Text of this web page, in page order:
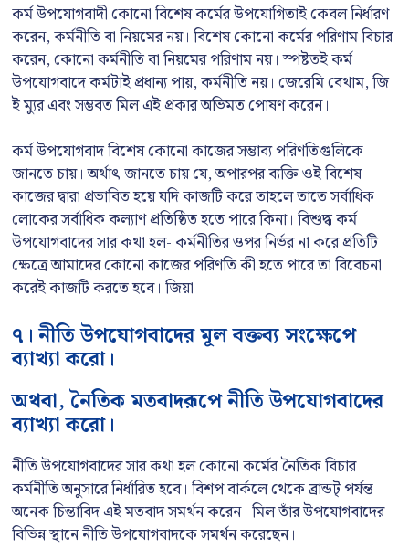
কর্ম উপযোগবাদী কোনো বিশেষ কর্মের উপযোগিতাই কেবল নির্ধারণ
করেন, কর্মনীতি বা নিয়মের নয়। বিশেষ কোনো কর্মের পরিণাম বিচার
করেন, কোনো কর্মনীতি বা নিয়মের পরিণাম নয়। স্পষ্টতই কর্ম
উপযোগবাদে কর্মটাই প্রধান্য পায়, কর্মনীতি নয়। জেরেমি বেথাম, জি
ই ম্যুর এবং সম্ভবত মিল এই প্রকার অভিমত পোষণ করেন।
কর্ম উপযোগবাদ বিশেষ কোনো কাজের সম্ভাব্য পরিণতিগুলিকে
জানতে চায়। অর্থাৎ জানতে চায় যে, অপারপর ব্যক্তি ওই বিশেষ
কাজের দ্বারা প্রভাবিত হয়ে যদি কাজটি করে তাহলে তাতে সর্বাধিক
লোকের সর্বাধিক কল্যাণ প্রতিষ্ঠিত হতে পারে কিনা। বিশুদ্ধ কর্ম
উপযোগবাদের সার কথা হল- কর্মনীতির ওপর নির্ভর না করে প্রতিটি
ক্ষেত্রে আমাদের কোনো কাজের পরিণতি কী হতে পারে তা বিবেচনা
করেই কাজটি করতে হবে। জিয়া
৭। নীতি উপযোগবাদের মূল বক্তব্য সংক্ষেপে
ব্যাখ্যা করো।
অথবা, নৈতিক মতবাদরূপে নীতি উপযোগবাদের
ব্যাখ্যা করো।
নীতি উপযোগবাদের সার কথা হল কোনো কর্মের নৈতিক বিচার
কর্মনীতি অনুসারে নির্ধারিত হবে। বিশপ বার্কলে থেকে ব্রান্ডট্ পর্যন্ত
অনেক চিন্তাবিদ এই মতবাদ সমর্থন করেন। মিল তাঁর উপযোগবাদের
বিভিন্ন স্থানে নীতি উপযোগবাদকে সমর্থন করেছেন।